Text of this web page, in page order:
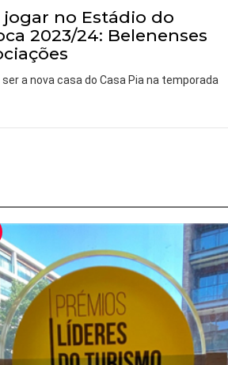
jogar no Estádio do
2023/24: Belenenses
a nova casa do Casa Pia na temporada